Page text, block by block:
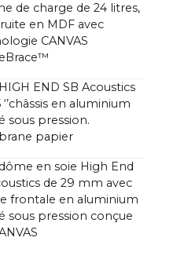
de charge de 24 litres,
en MDF avec
CANVAS
END SB Acoustics
‘’châssis en aluminium
sous pression.
papier
en soie High End
de 29 mm avec
frontale en aluminium
sous pression conçue